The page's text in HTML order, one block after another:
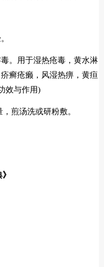
。用于湿热疮毒，黄水淋
癣疮癞，风湿热痹，黄疸
效与作用)
煎汤洗或研粉敷。